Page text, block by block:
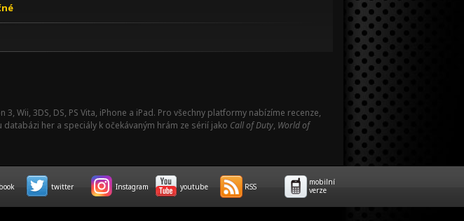
3, Wii, 3DS, DS, PS Vita, iPhone a iPad. Pro všechny platformy nabízíme recenze,
her a speciály k očekávaným hrám ze sérií jako Call of Duty, World of
twitter Instagram youtube RSS
mobilní
verze